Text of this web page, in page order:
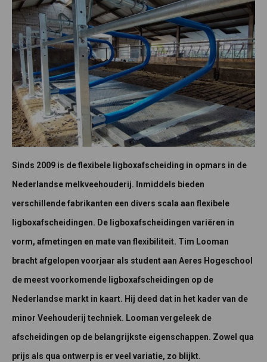
Sinds 2009 is de flexibele ligboxafscheiding in opmars in de
Nederlandse melkveehouderij. Inmiddels bieden
verschillende fabrikanten een divers scala aan flexibele
ligboxafscheidingen. De ligboxafscheidingen variëren in
vorm, afmetingen en mate van flexibiliteit. Tim Looman
bracht afgelopen voorjaar als student aan Aeres Hogeschool
de meest voorkomende ligboxafscheidingen op de
Nederlandse markt in kaart. Hij deed dat in het kader van de
minor Veehouderij techniek. Looman vergeleek de
afscheidingen op de belangrijkste eigenschappen. Zowel qua
prijs als qua ontwerp is er veel variatie, zo blijkt.